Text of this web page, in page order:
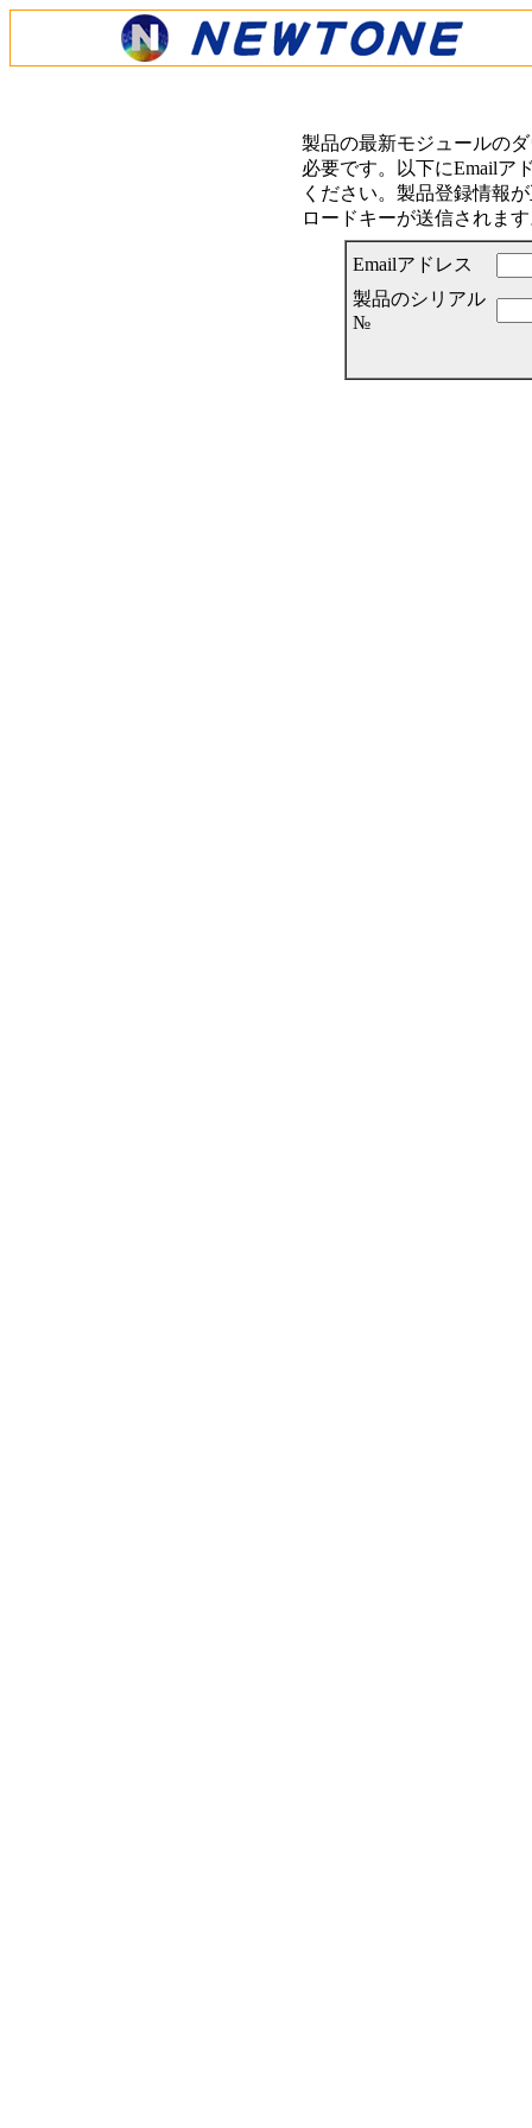
製品の最新モジュールの
必要です。以下にEmailア
ください。製品登録情報
ロードキーが送信されま
Emailアドレス
製品のシリアル
№